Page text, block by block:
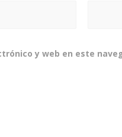
y web en este